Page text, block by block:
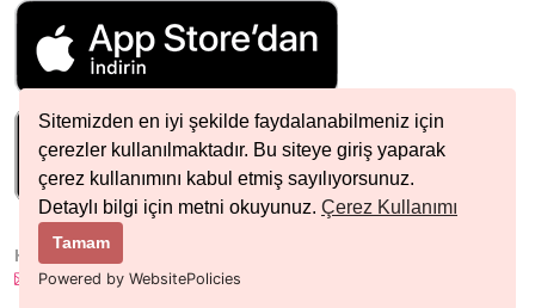
Sitemizden en iyi şekilde faydalanabilmeniz için
çerezler kullanılmaktadır. Bu siteye giriş yaparak
çerez kullanımını kabul etmiş sayılıyorsunuz.
Detaylı bilgi için metni okuyunuz. Çerez Kullanımı
Tamam
Powered by WebsitePolicies
HIZLI İLETIŞIM
info@nobetcieczane.net